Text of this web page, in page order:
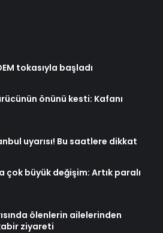
tokasıyla başladı
önünü kesti: Kafanı
uyarısı! Bu saatlere dikkat
çok büyük değişim: Artık paralı
ölenlerin ailelerinden
ziyareti